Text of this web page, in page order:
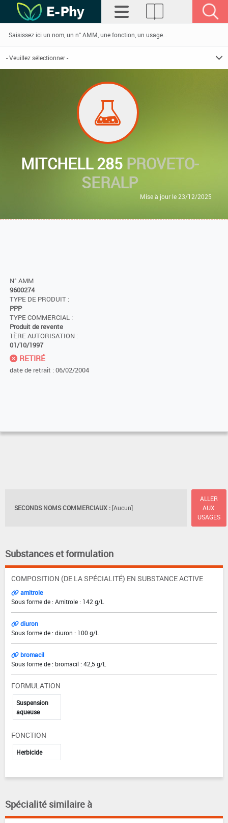
MITCHELL 285 PROVETO-
SERALP
Mise à jour le 23/12/2025
N° AMM
9600274
TYPE DE PRODUIT :
PPP
TYPE COMMERCIAL :
Produit de revente
1ÈRE AUTORISATION :
01/10/1997
RETIRÉ
date de retrait : 06/02/2004
SECONDS NOMS COMMERCIAUX : [Aucun]
ALLER
AUX
USAGES
Substances et formulation
COMPOSITION (DE LA SPÉCIALITÉ) EN SUBSTANCE ACTIVE
amitrole
Sous forme de : Amitrole : 142 g/L
diuron
Sous forme de : diuron : 100 g/L
bromacil
Sous forme de : bromacil : 42,5 g/L
FORMULATION
Suspension
aqueuse
FONCTION
Herbicide
Spécialité similaire à